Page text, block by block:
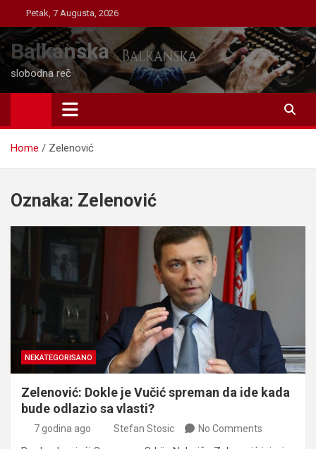
to
content
Petak, 7 Augusta, 2026
Balkanska
slobodna reč
Home Zelenović
Oznaka: Zelenović
NEKATEGORISANO
Zelenović: Dokle je Vučić spreman da ide kada
bude odlazio sa vlasti?
7 godina ago Stefan Stosic No Comments